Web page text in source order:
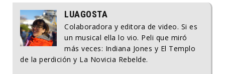
LUAGOSTA
Colaboradora y editora de video. Si es
un musical ella lo vio. Peli que miró
más veces: Indiana Jones y El Templo
de la perdición y La Novicia Rebelde.